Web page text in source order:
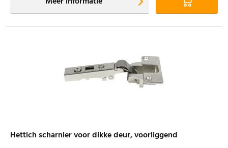
Hettich scharnier voor dikke deur, voorliggend